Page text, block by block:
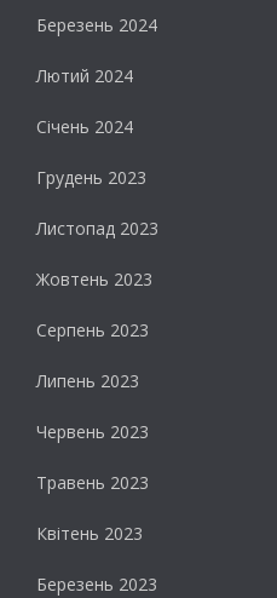
Березень 2024
Лютий 2024
Січень 2024
Грудень 2023
Листопад 2023
Жовтень 2023
Серпень 2023
Липень 2023
Червень 2023
Травень 2023
Квітень 2023
Березень 2023